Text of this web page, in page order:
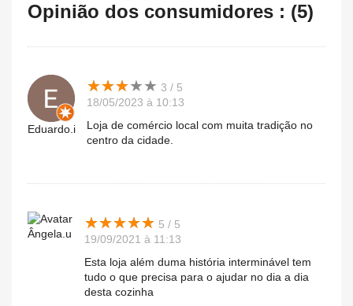
Opinião dos consumidores : (5)
Eduardo.i
★★★★★
★★★★★ 3 / 5
18/05/2023 à 10:13
Loja de comércio local com muita tradição no
centro da cidade.
Ângela.u
★★★★★
★★★★★ 5 / 5
19/09/2021 à 11:13
Esta loja além duma história interminável tem
tudo o que precisa para o ajudar no dia a dia
desta cozinha